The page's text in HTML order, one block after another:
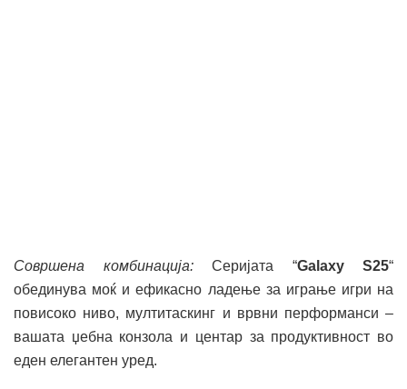
Совршена комбинација:Серијата “Galaxy S25“
обединува моќ и ефикасно ладење за играње игри на
повисоко ниво, мултитаскинг и врвни перформанси –
вашата џебна конзола и центар за продуктивност во
еден елегантен уред.